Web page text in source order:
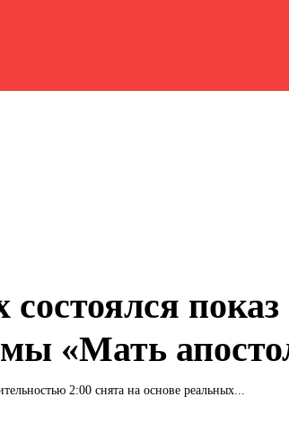
показ
«Мать
2:00 снята на основе реальных...